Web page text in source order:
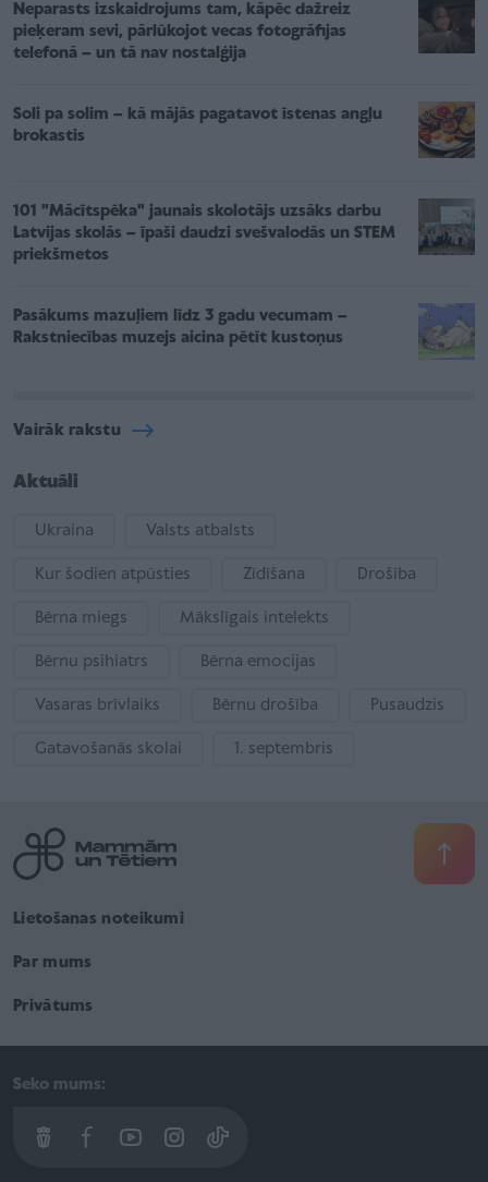
Neparasts izskaidrojums tam, kāpēc dažreiz
pieķeram sevi, pārlūkojot vecas fotogrāfijas
telefonā – un tā nav nostalģija
Soli pa solim – kā mājās pagatavot īstenas angļu
brokastis
101 "Mācītspēka" jaunais skolotājs uzsāks darbu
Latvijas skolās – īpaši daudzi svešvalodās un STEM
priekšmetos
Pasākums mazuļiem līdz 3 gadu vecumam –
Rakstniecības muzejs aicina pētīt kustoņus
Vairāk rakstu
Aktuāli
Ukraina Valsts atbalsts
Kur šodien atpūsties Zīdīšana Drošība
Bērna miegs Mākslīgais intelekts
Bērnu psihiatrs Bērna emocijas
Vasaras brīvlaiks Bērnu drošība Pusaudzis
Gatavošanās skolai 1. septembris
Lietošanas noteikumi
Par mums
Privātums
Seko mums: